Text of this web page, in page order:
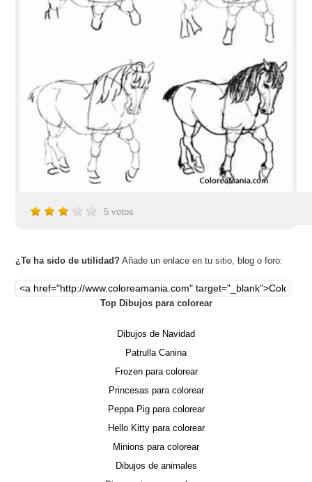
5 votos
¿Te ha sido de utilidad? Añade un enlace en tu sitio, blog o foro:
Top Dibujos para colorear
Dibujos de Navidad
Patrulla Canina
Frozen para colorear
Princesas para colorear
Peppa Pig para colorear
Hello Kitty para colorear
Minions para colorear
Dibujos de animales